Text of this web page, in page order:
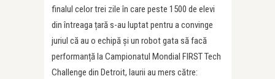
finalul celor trei zile în care peste 1500 de elevi
din întreaga țară s-au luptat pentru a convinge
juriul că au o echipă și un robot gata să facă
performanță la Campionatul Mondial FIRST Tech
Challenge din Detroit, laurii au mers către: